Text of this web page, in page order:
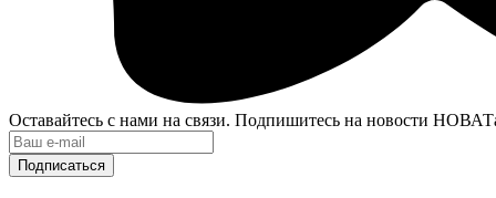
Оставайтесь с нами на связи. Подпишитесь на новости
Подписаться